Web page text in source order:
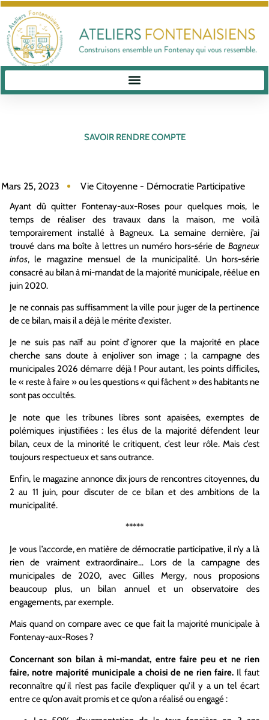
SAVOIR RENDRE COMPTE
Mars 25, 2023 Vie Citoyenne - Démocratie Participative
Ayant dû quitter Fontenay-aux-Roses pour quelques mois, le
temps de réaliser des travaux dans la maison, me voilà
temporairement installé à Bagneux. La semaine dernière, j’ai
trouvé dans ma boîte à lettres un numéro hors-série de Bagneux
infos, le magazine mensuel de la municipalité. Un hors-série
consacré au bilan à mi-mandat de la majorité municipale, réélue en
juin 2020.
Je ne connais pas suffisamment la ville pour juger de la pertinence
de ce bilan, mais il a déjà le mérite d’exister.
Je ne suis pas naïf au point d’ignorer que la majorité en place
cherche sans doute à enjoliver son image ; la campagne des
municipales 2026 démarre déjà ! Pour autant, les points difficiles,
le « reste à faire » ou les questions « qui fâchent » des habitants ne
sont pas occultés.
Je note que les tribunes libres sont apaisées, exemptes de
polémiques injustifiées : les élus de la majorité défendent leur
bilan, ceux de la minorité le critiquent, c’est leur rôle. Mais c’est
toujours respectueux et sans outrance.
Enfin, le magazine annonce dix jours de rencontres citoyennes, du
2 au 11 juin, pour discuter de ce bilan et des ambitions de la
municipalité.
*****
Je vous l’accorde, en matière de démocratie participative, il n’y a là
rien de vraiment extraordinaire… Lors de la campagne des
municipales de 2020, avec Gilles Mergy, nous proposions
beaucoup plus, un bilan annuel et un observatoire des
engagements, par exemple.
Mais quand on compare avec ce que fait la majorité municipale à
Fontenay-aux-Roses ?
Concernant son bilan à mi-mandat, entre faire peu et ne rien
faire, notre majorité municipale a choisi de ne rien faire. Il faut
reconnaître qu’il n’est pas facile d’expliquer qu’il y a un tel écart
entre ce qu’on avait promis et ce qu’on a réalisé ou engagé :